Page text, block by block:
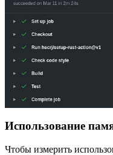
Использование
Чтобы измерить